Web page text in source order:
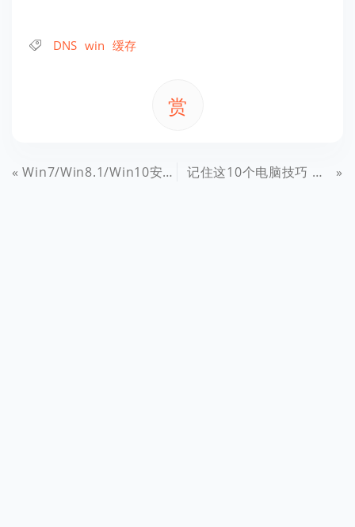
DNS win 缓存
赏
Win7/Win8.1/Win10安装程序错误2502/2503解决办法 记住这10个电脑技巧 让学习工作效率倍增